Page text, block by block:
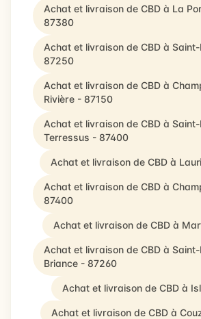
Achat et livraison de CBD à La
87380
Achat et livraison de CBD à
87250
Achat et livraison de CBD à
Rivière - 87150
Achat et livraison de CBD à
Terressus - 87400
Achat et livraison de CBD à
Achat et livraison de CBD à
87400
Achat et livraison de CBD à
Achat et livraison de CBD à
Briance - 87260
Achat et livraison de CBD à
Achat et livraison de CBD à